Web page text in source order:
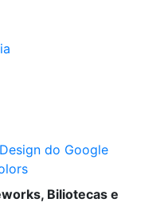
do Google
Biliotecas e